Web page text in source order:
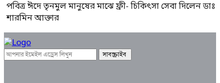
পবিত্র ঈদে তৃনমুল মানুষের মাঝে ফ্রী- চিকিৎসা সেবা দিলেন ডাঃ
শারমিন আক্তার